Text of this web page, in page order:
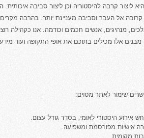
ליצור קרבה להיסטוריה וכן ליצור סביבה
אל העבר וסביבה מעניינת יותר. בהרבה
מנהיגים, אנשים חכמים וכודמה. אנו כקהילה
אלו מכילים בתוכם את אופי התקופה ועוד
שימור לאתר מסוים:
אירוע היסטורי לאומי, בסדר גודל עצום.
אישיות מפורסמת ומשפיעה.
מקומית.